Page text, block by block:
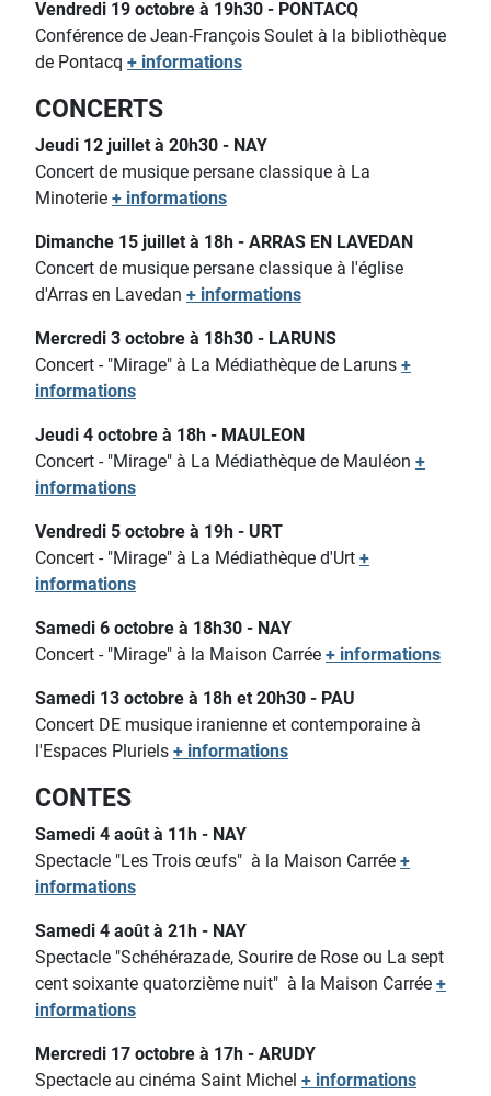
Vendredi 19 octobre à 19h30 - PONTACQ
Conférence de Jean-François Soulet à la bibliothèque
de Pontacq + informations
CONCERTS
Jeudi 12 juillet à 20h30 - NAY
Concert de musique persane classique à La
Minoterie + informations
Dimanche 15 juillet à 18h - ARRAS EN LAVEDAN
Concert de musique persane classique à l'église
d'Arras en Lavedan + informations
Mercredi 3 octobre à 18h30 - LARUNS
Concert - "Mirage" à La Médiathèque de Laruns +
informations
Jeudi 4 octobre à 18h - MAULEON
Concert - "Mirage" à La Médiathèque de Mauléon +
informations
Vendredi 5 octobre à 19h - URT
Concert - "Mirage" à La Médiathèque d'Urt +
informations
Samedi 6 octobre à 18h30 - NAY
Concert - "Mirage" à la Maison Carrée + informations
Samedi 13 octobre à 18h et 20h30 - PAU
Concert DE musique iranienne et contemporaine à
l'Espaces Pluriels + informations
CONTES
Samedi 4 août à 11h - NAY
Spectacle "Les Trois œufs" à la Maison Carrée +
informations
Samedi 4 août à 21h - NAY
Spectacle "Schéhérazade, Sourire de Rose ou La sept
cent soixante quatorzième nuit" à la Maison Carrée +
informations
Mercredi 17 octobre à 17h - ARUDY
Spectacle au cinéma Saint Michel + informations